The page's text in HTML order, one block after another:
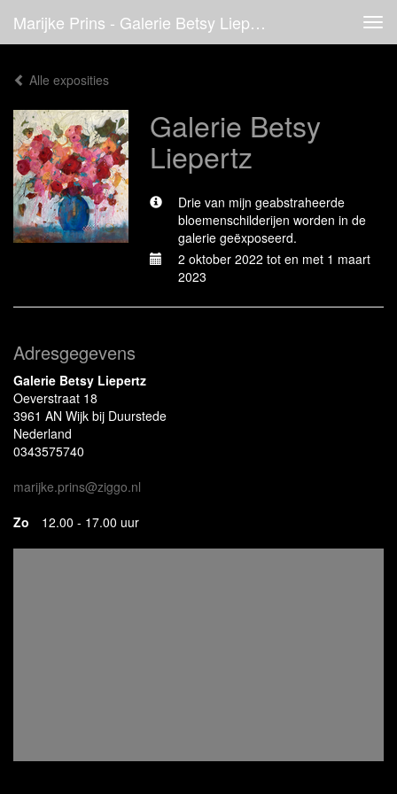
Marijke Prins - Galerie Betsy Liepertz
Alle exposities
Galerie Betsy
Liepertz
Drie van mijn geabstraheerde
bloemenschilderijen worden in de
galerie geëxposeerd.
2 oktober 2022 tot en met 1 maart
2023
Adresgegevens
Galerie Betsy Liepertz
Oeverstraat 18
3961 AN Wijk bij Duurstede
Nederland
0343575740
marijke.prins@ziggo.nl
Zo
12.00 - 17.00 uur